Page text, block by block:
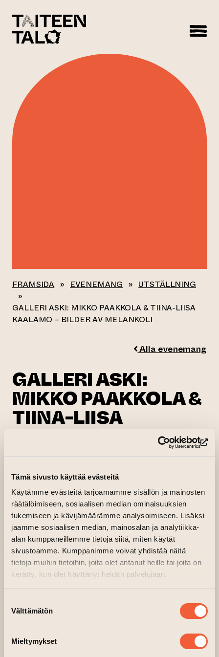
Tämä sivusto käyttää evästeitä
Käytämme evästeitä tarjoamamme sisällön ja mainosten
räätälöimiseen, sosiaalisen median ominaisuuksien
tukemiseen ja kävijämäärämme analysoimiseen. Lisäksi
jaamme sosiaalisen median, mainosalan ja analytiikka-
alan kumppaneillemme tietoja siitä, miten käytät
sivustoamme. Kumppanimme voivat yhdistää näitä
tietoja muihin tietoihin, joita olet antanut heille tai joita on
kerätty, kun olet käyttänyt heidän palvelujaan.
valinta
Välttämätön
Mieltymykset
FRAMSIDA » EVENEMANG » UTSTÄLLNING
»
GALLERI ASKI: MIKKO PAAKKOLA & TIINA-LIISA
KAALAMO – BILDER AV MELANKOLI
Alla evenemang
GALLERI ASKI:
MIKKO PAAKKOLA &
TIINA-LIISA
KAALAMO – BILDER
AV MELANKOLI
14.02.2025 kl. 17.00—19.00
15.02.2025–16.02.2025 kl. 12.00—16.00
18.02.2025–21.02.2025 kl. 12.00—18.00
22.02.2025–23.02.2025 kl. 12.00—16.00
25.02.2025 kl. 12.00—18.00
Galleri Aski
Arrangör:Galleri Aski(leder till annan webbtjänst)